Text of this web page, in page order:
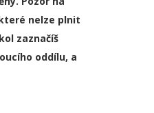
nelze plnit
zaznačíš
oddílu, a